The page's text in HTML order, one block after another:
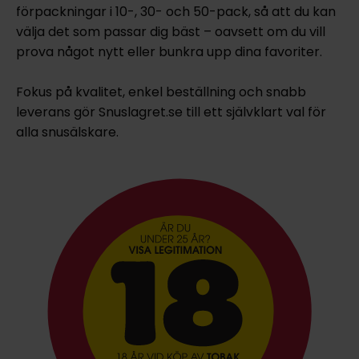
förpackningar i 10-, 30- och 50-pack, så att du kan
välja det som passar dig bäst – oavsett om du vill
prova något nytt eller bunkra upp dina favoriter.
Fokus på kvalitet, enkel beställning och snabb
leverans gör Snuslagret.se till ett självklart val för
alla snusälskare.